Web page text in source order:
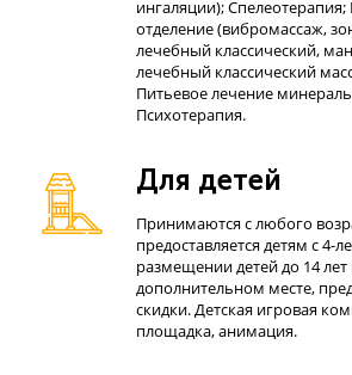
ингаляции);
отделение (вибромассаж,
лечебный классический,
лечебный классический
Питьевое лечение
Психотерапия.
Для детей
Принимаются с любого
предоставляется детям с 4-
размещении детей до 14 лет
дополнительном месте,
скидки. Детская игровая
площадка, анимация.